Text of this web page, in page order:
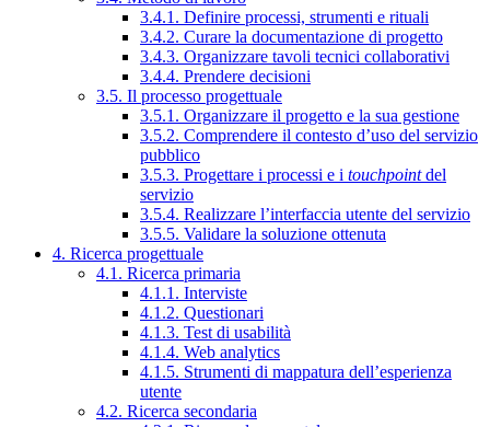
3.4.1. Definire processi, strumenti e rituali
3.4.2. Curare la documentazione di progetto
3.4.3. Organizzare tavoli tecnici collaborativi
3.4.4. Prendere decisioni
3.5. Il processo progettuale
3.5.1. Organizzare il progetto e la sua gestione
3.5.2. Comprendere il contesto d’uso del servizio
pubblico
3.5.3. Progettare i processi e i touchpointdel
servizio
3.5.4. Realizzare l’interfaccia utente del servizio
3.5.5. Validare la soluzione ottenuta
4. Ricerca progettuale
4.1. Ricerca primaria
4.1.1. Interviste
4.1.2. Questionari
4.1.3. Test di usabilità
4.1.4. Web analytics
4.1.5. Strumenti di mappatura dell’esperienza
utente
4.2. Ricerca secondaria